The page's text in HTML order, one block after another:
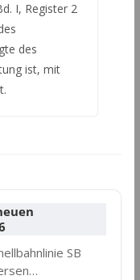
I, Register 2
des
ist, mit
SB